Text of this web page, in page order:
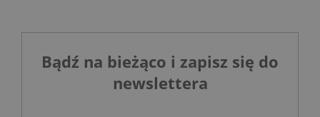
Bądź na bieżąco i zapisz się do
newslettera